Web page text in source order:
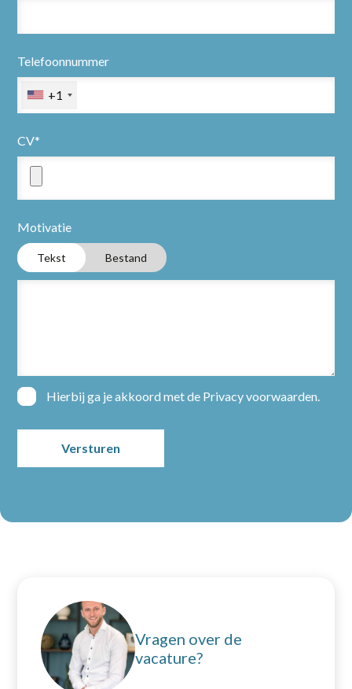
Home
Partners
Nieuws
Over ons
Telefoonnummer
+1
CV*
Motivatie
Tekst Bestand
Hierbij ga je akkoord met de Privacy voorwaarden
Vragen over de
vacature?